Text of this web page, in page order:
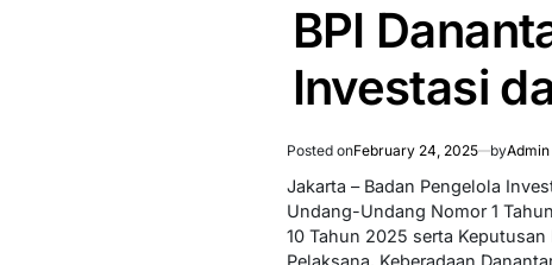
BPI
Investasi
Posted onFebruary 24, 2025 by
Jakarta – Badan Pengelola
Undang-Undang Nomor 1
10 Tahun 2025 serta
Pelaksana. Keberadaan